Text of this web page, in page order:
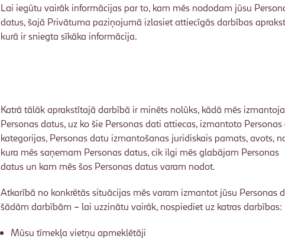
Lai iegūtu vairāk informācijas par to, kam mēs nododam jūsu
datus, šajā Privātuma paziņojumā izlasiet attiecīgās darbības
kurā ir sniegta sīkāka informācija.
Katrā tālāk aprakstītajā darbībā ir minēts nolūks, kādā mēs
Personas datus, uz ko šie Personas dati attiecas, izmantoto Personas
kategorijas, Personas datu izmantošanas juridiskais pamats, avots,
kura mēs saņemam Personas datus, cik ilgi mēs glabājam Personas
datus un kam mēs šos Personas datus varam nodot.
Atkarībā no konkrētās situācijas mēs varam izmantot jūsu Personas
šādām darbībām – lai uzzinātu vairāk, nospiediet uz katras darbības:
Mūsu tīmekļa vietņu apmeklētāji